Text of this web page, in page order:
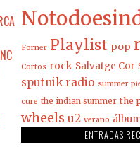
Forner Playlist pop
Cortos rock Salvatge Cor
sputnik radio summer
cure the indian summer the
wheels u2 verano
ENTRADAS